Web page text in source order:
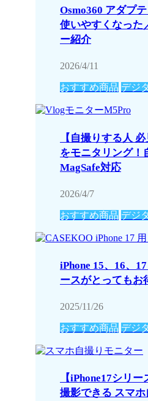
Osmo360 アダプ
使いやすくなった
ー紹介
2026/4/11
おすすめ商品 デジ
【自撮りする人
をモニタリング！
MagSafe対応
2026/4/7
おすすめ商品 デジ
iPhone 15、16、
ースがとってもお
2025/11/26
おすすめ商品 デジ
【iPhone17シリ
撮影できる スマ